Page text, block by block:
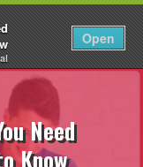
Open
AR
انتقل
Need